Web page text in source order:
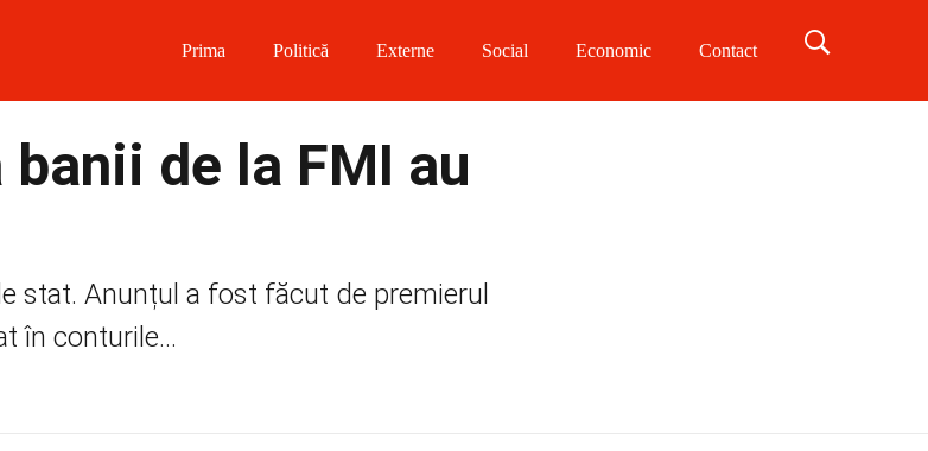
Prima Politică Externe Social Economic Contact
de la FMI au
stat. Anunțul a fost făcut de premierul
în conturile...